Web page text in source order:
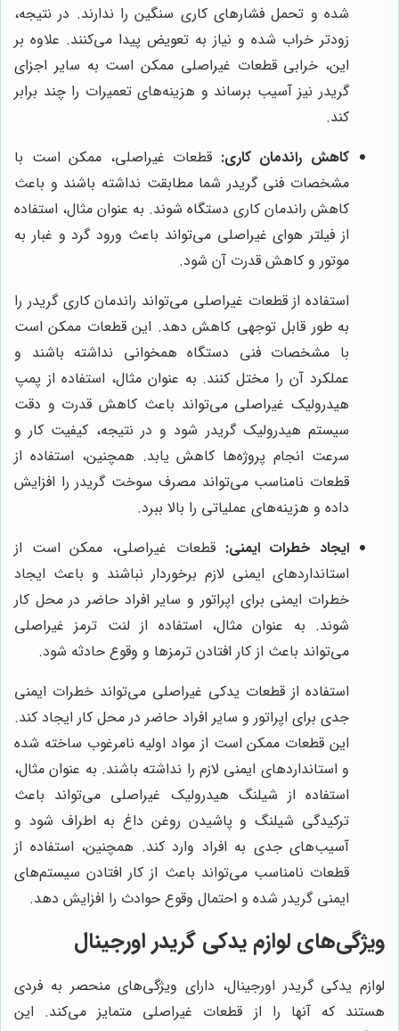
شده و تحمل فشارهای کاری سنگین را ندارند. در نتیجه،
زودتر خراب شده و نیاز به تعویض پیدا می‌کنند. علاوه بر
این، خرابی قطعات غیراصلی ممکن است به سایر اجزای
گریدر نیز آسیب برساند و هزینه‌های تعمیرات را چند برابر
کند.
کاهش راندمان کاری: قطعات غیراصلی، ممکن است با
مشخصات فنی گریدر شما مطابقت نداشته باشند و باعث
کاهش راندمان کاری دستگاه شوند. به عنوان مثال، استفاده
از فیلتر هوای غیراصلی می‌تواند باعث ورود گرد و غبار به
موتور و کاهش قدرت آن شود.
استفاده از قطعات غیراصلی می‌تواند راندمان کاری گریدر را
به طور قابل توجهی کاهش دهد. این قطعات ممکن است
با مشخصات فنی دستگاه همخوانی نداشته باشند و
عملکرد آن را مختل کنند. به عنوان مثال، استفاده از پمپ
هیدرولیک غیراصلی می‌تواند باعث کاهش قدرت و دقت
سیستم هیدرولیک گریدر شود و در نتیجه، کیفیت کار و
سرعت انجام پروژه‌ها کاهش یابد. همچنین، استفاده از
قطعات نامناسب می‌تواند مصرف سوخت گریدر را افزایش
داده و هزینه‌های عملیاتی را بالا ببرد.
ایجاد خطرات ایمنی: قطعات غیراصلی، ممکن است از
استانداردهای ایمنی لازم برخوردار نباشند و باعث ایجاد
خطرات ایمنی برای اپراتور و سایر افراد حاضر در محل کار
شوند. به عنوان مثال، استفاده از لنت ترمز غیراصلی
می‌تواند باعث از کار افتادن ترمزها و وقوع حادثه شود.
استفاده از قطعات یدکی غیراصلی می‌تواند خطرات ایمنی
جدی برای اپراتور و سایر افراد حاضر در محل کار ایجاد کند.
این قطعات ممکن است از مواد اولیه نامرغوب ساخته شده
و استانداردهای ایمنی لازم را نداشته باشند. به عنوان مثال،
استفاده از شیلنگ هیدرولیک غیراصلی می‌تواند باعث
ترکیدگی شیلنگ و پاشیدن روغن داغ به اطراف شود و
آسیب‌های جدی به افراد وارد کند. همچنین، استفاده از
قطعات نامناسب می‌تواند باعث از کار افتادن سیستم‌های
ایمنی گریدر شده و احتمال وقوع حوادث را افزایش دهد.
ویژگی‌های لوازم یدکی گریدر اورجینال
لوازم یدکی گریدر اورجینال، دارای ویژگی‌های منحصر به فردی
هستند که آنها را از قطعات غیراصلی متمایز می‌کند. این